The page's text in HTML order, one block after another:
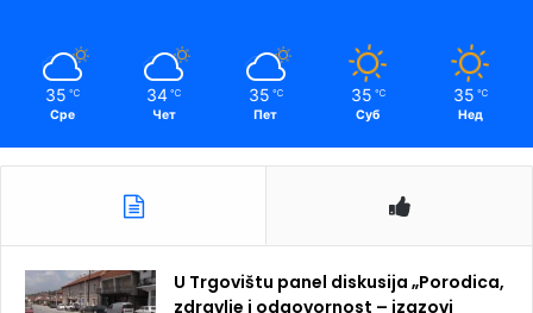
35 ℃
Сре
34 ℃
Чет
35 ℃
Пет
35 ℃
Суб
35 ℃
Нед
U Trgovištu panel diskusija „Porodica,
zdravlje i odgovornost – izazovi